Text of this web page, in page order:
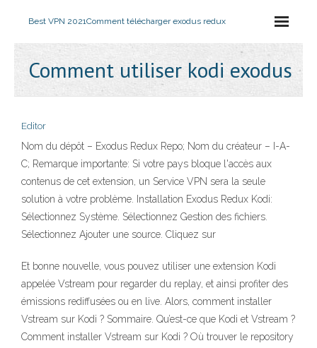
Best VPN 2021Comment télécharger exodus redux
Comment utiliser kodi exodus
Editor
Nom du dépôt – Exodus Redux Repo; Nom du créateur – I-A-
C; Remarque importante: Si votre pays bloque l'accès aux
contenus de cet extension, un Service VPN sera la seule
solution à votre problème. Installation Exodus Redux Kodi:
Sélectionnez Système. Sélectionnez Gestion des fichiers.
Sélectionnez Ajouter une source. Cliquez sur
Et bonne nouvelle, vous pouvez utiliser une extension Kodi
appelée Vstream pour regarder du replay, et ainsi profiter des
émissions rediffusées ou en live. Alors, comment installer
Vstream sur Kodi ? Sommaire. Qu’est-ce que Kodi et Vstream ?
Comment installer Vstream sur Kodi ? Où trouver le repository